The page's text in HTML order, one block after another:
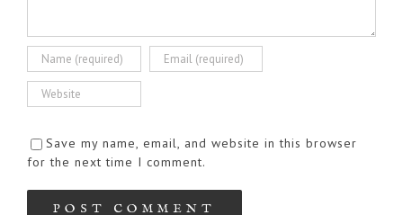
Save my name, email, and website in this browser
for the next time I comment.